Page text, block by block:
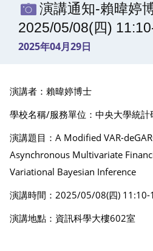
演講通知-賴暐婷
2025/05/08(四)
2025年04月29日
演講者：賴暐婷博士
學校名稱/服務單位：中央大學統計
演講題目：A Modified VAR-
Asynchronous Multivariate
Variational Bayesian Inference
演講時間：2025/05/08(四) 11:10-
演講地點：資訊科學大樓602室